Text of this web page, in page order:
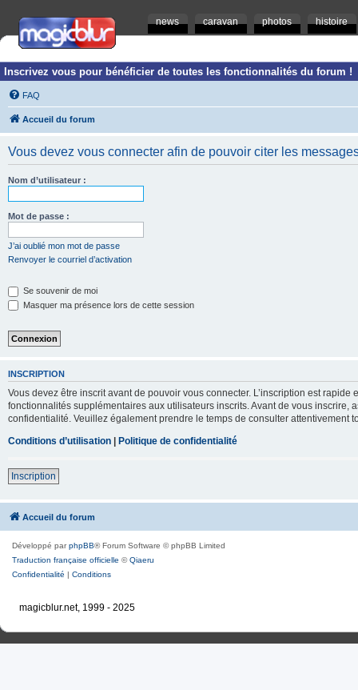
news caravan photos histoire
Inscrivez vous pour bénéficier de toutes les fonctionnalités du forum !
FAQ
Accueil du forum
Vous devez vous connecter afin de pouvoir citer les
Nom d’utilisateur :
Mot de passe :
J’ai oublié mon mot de passe
Renvoyer le courriel d’activation
Se souvenir de moi
Masquer ma présence lors de cette session
INSCRIPTION
Vous devez être inscrit avant de pouvoir vous connecter. L’inscription est
fonctionnalités supplémentaires aux utilisateurs inscrits. Avant de vous inscrire,
confidentialité. Veuillez également prendre le temps de consulter attentivement
Conditions d’utilisation | Politique de confidentialité
Inscription
Accueil du forum
Développé parphpBB® Forum Software © phpBB Limited
Traduction française officielle ©Qiaeru
Confidentialité | Conditions
magicblur.net, 1999 - 2025